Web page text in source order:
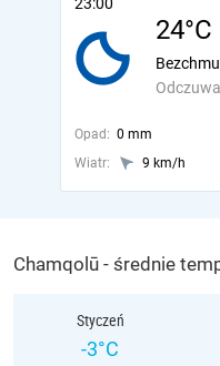
24°C
Opad: 0 mm
Wiatr:
9 km/h
Chamqolū - średnie
Styczeń
-3°C